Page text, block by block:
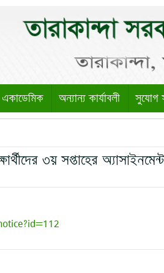
একাডেমিক অন্যান্য কার্যাবলী সুযোগ
৩য় সপ্তাহের